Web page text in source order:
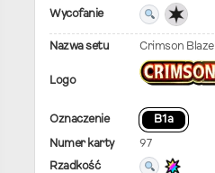
Wycofanie
Nazwa setu Crimson Blaze
Logo
Oznaczenie B1a
Numer karty
97
Rzadkość